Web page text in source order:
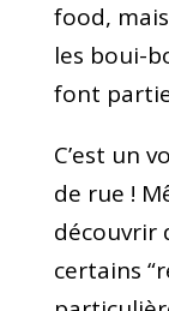
food,
les boui-
font
C’est un
de rue !
découvrir
certains “